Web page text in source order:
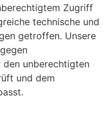
Zugriff
technische und
getroffen. Unsere
den unberechtigten
und dem